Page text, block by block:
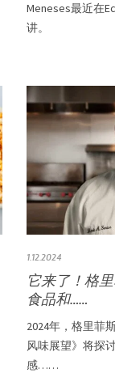
Meneses最近在
讲。
1.12.2024
它来了！格
食品和……
2024年，格里菲
风味展望》将探
感……